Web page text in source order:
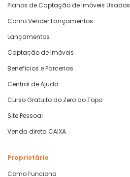
Planos de Captação de Imóveis Usados
Como Vender Lançamentos
Lançamentos
Captação de Imóveis
Benefícios e Parcerias
Central de Ajuda
Curso Gratuito do Zero ao Topo
Site Pessoal
Venda direta CAIXA
Proprietário
Como Funciona